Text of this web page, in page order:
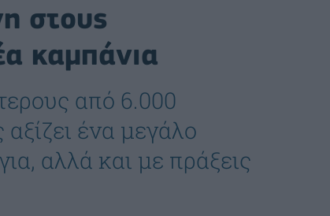
στους
καμπάνια
από 6.000
ένα μεγάλο
αλλά και με πράξεις